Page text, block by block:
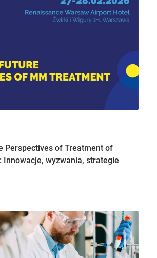
Perspectives of Treatment of
Innowacje, wyzwania, strategie